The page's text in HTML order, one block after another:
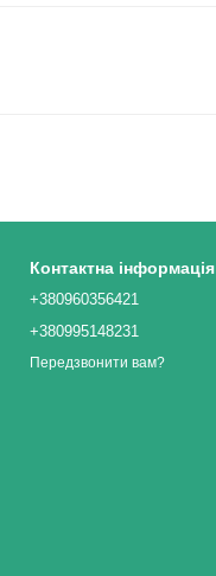
Контактна інформація
+380960356421
+380995148231
Передзвонити вам?